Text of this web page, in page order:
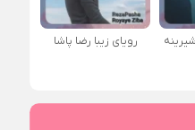
رویای زیبا رضا پاشا